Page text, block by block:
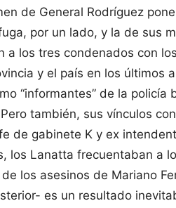
de General Rodríguez
por un lado, y la de sus
a los tres condenados con
y el país en los últimos
“informantes” de la policía
también, sus vínculos
de gabinete K y ex
los Lanatta frecuentaban a
los asesinos de Mariano
es un resultado